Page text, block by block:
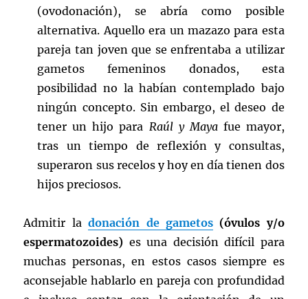
(ovodonación), se abría como posible
alternativa. Aquello era un mazazo para esta
pareja tan joven que se enfrentaba a utilizar
gametos femeninos donados, esta
posibilidad no la habían contemplado bajo
ningún concepto. Sin embargo, el deseo de
tener un hijo para Raúl y Mayafue mayor,
tras un tiempo de reflexión y consultas,
superaron sus recelos y hoy en día tienen dos
hijos preciosos.
Admitir ladonación de gametos(óvulos y/o
espermatozoides) es una decisión difícil para
muchas personas, en estos casos siempre es
aconsejable hablarlo en pareja con profundidad